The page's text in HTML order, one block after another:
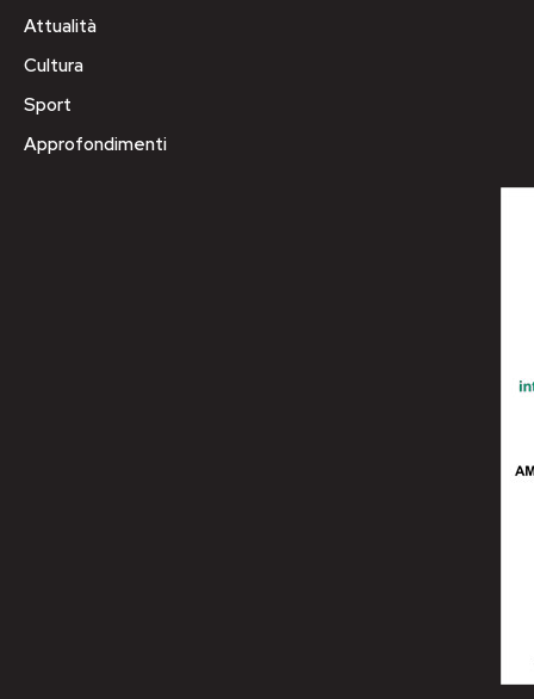
Attualità
Cultura
Sport
Approfondimenti